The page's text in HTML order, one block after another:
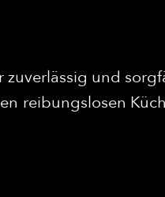
zuverlässig und
reibungslosen